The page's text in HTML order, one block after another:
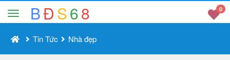
BĐS68 0
Tin Tức Nhà đẹp